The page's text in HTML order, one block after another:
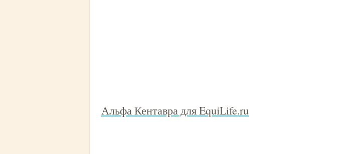
Альфа Кентавра для EquiLife.ru